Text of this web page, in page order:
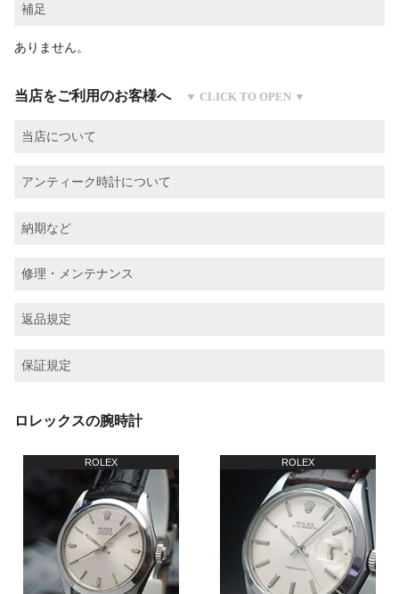
補足
ありません。
当店をご利用のお客様へ
当店について
アンティーク時計について
納期など
修理・メンテナンス
返品規定
保証規定
ロレックスの腕時計
ROLEX ROLEX